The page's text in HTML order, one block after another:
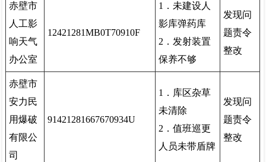
赤壁市
人工影
响天气
办公室
12421281MB0T70910F
1．未建设人
影库弹药库
2．发射装置
保养不够
发现问
题责令
整改
赤壁市
安力民
用爆破
有限公
司
91421281667670934U
1．库区杂草
未清除
2．值班巡更
人员未带盾牌
发现问
题责令
整改